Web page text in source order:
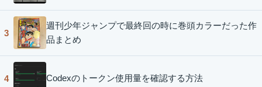
3
週刊少年ジャンプで最終回の時に巻頭カラーだった作
品まとめ
4 Codexのトークン使用量を確認する方法